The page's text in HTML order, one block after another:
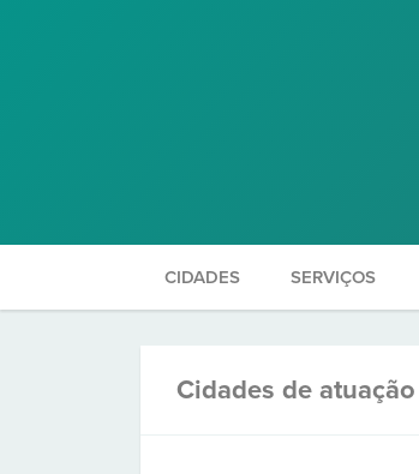
CIDADES SERVIÇOS
Cidades de atuação